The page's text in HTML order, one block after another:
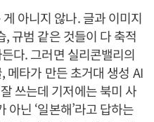
아니지 않나. 글과 이미지
규범 같은 것들이 다 축적
다. 그러면 실리콘밸리의
메타가 만든 초거대 생성 AI
쓰는데 기저에는 북미 사
아닌 ‘일본해’라고 답하는